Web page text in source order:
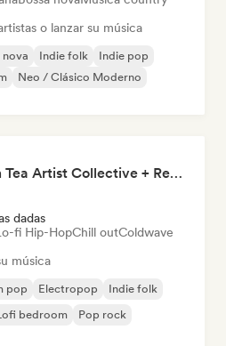
o lanzar su música
nova Indie folk
Indie pop
Neo / Clásico Moderno
◉Afternoon Tea Artist Collective + Record Label◉
dadas
fi Hip-HopChill outColdwave
música
pop Electropop
Indie folk
bedroom Pop rock